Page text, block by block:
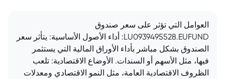
العوامل التي تؤثر على سعر صندوق
LU0939495528.EUFUND: أداء الأصول الأساسية: يتأثر سعر
الصندوق بشكل مباشر بأداء الأوراق المالية التي يستثمر
فيها، مثل الأسهم أو السندات. الأوضاع الاقتصادية: تلعب
الظروف الاقتصادية العامة، مثل النمو الاقتصادي ومعدلات